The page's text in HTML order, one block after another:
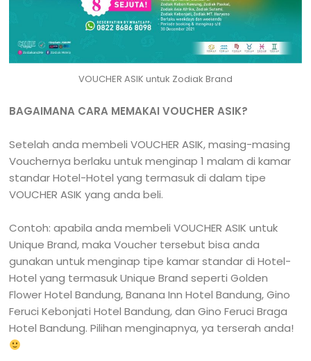
VOUCHER ASIK untuk Zodiak Brand
BAGAIMANA CARA MEMAKAI VOUCHER ASIK?
Setelah anda membeli VOUCHER ASIK, masing-masing
Vouchernya berlaku untuk menginap 1 malam di kamar
standar Hotel-Hotel yang termasuk di dalam tipe
VOUCHER ASIK yang anda beli.
Contoh: apabila anda membeli VOUCHER ASIK untuk
Unique Brand, maka Voucher tersebut bisa anda
gunakan untuk menginap tipe kamar standar di Hotel-
Hotel yang termasuk Unique Brand seperti Golden
Flower Hotel Bandung, Banana Inn Hotel Bandung, Gino
Feruci Kebonjati Hotel Bandung, dan Gino Feruci Braga
Hotel Bandung. Pilihan menginapnya, ya terserah anda!